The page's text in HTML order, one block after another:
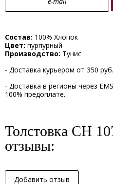
Состав: 100% Хлопок
Цвет: пурпурный
Производство: Тунис
- Доставка курьером от 350 руб.
- Доставка в регионы через
100% предоплате.
Толстовка CH
отзывы:
Добавить отзыв